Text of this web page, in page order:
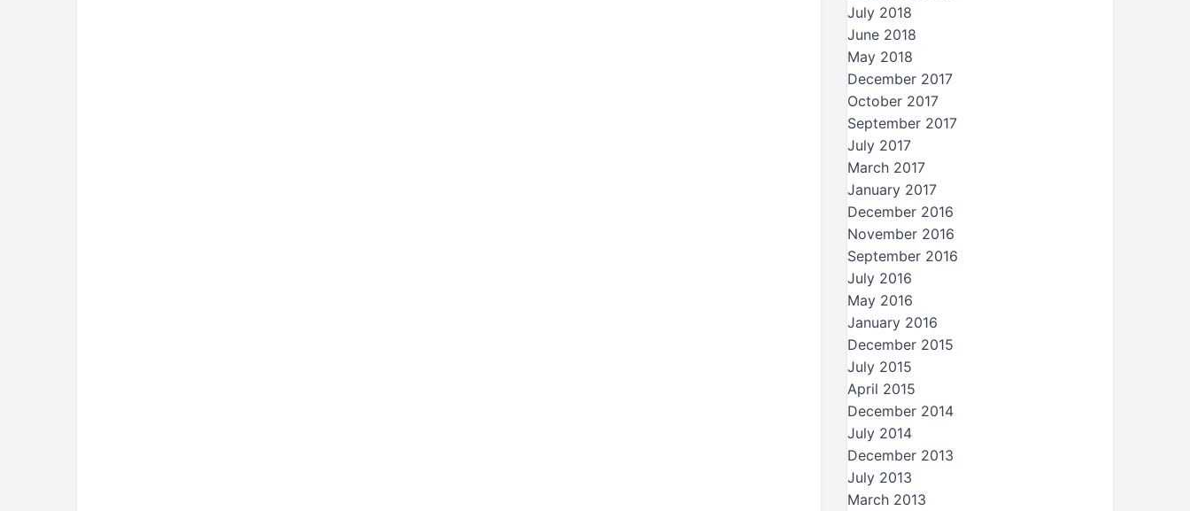
July 2018
June 2018
May 2018
December 2017
October 2017
September 2017
July 2017
March 2017
January 2017
December 2016
November 2016
September 2016
July 2016
May 2016
January 2016
December 2015
July 2015
April 2015
December 2014
July 2014
December 2013
July 2013
March 2013